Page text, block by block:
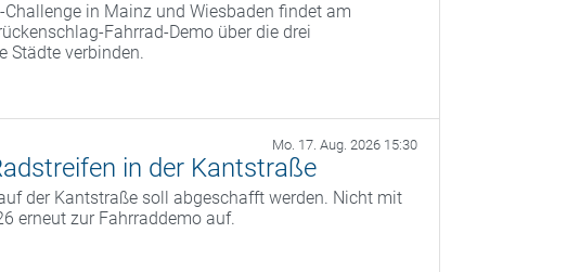
in Mainz und Wiesbaden findet am
Fahrrad-Demo über die drei
Städte verbinden.
Mo. 17. Aug. 2026 15:30
in der Kantstraße
der Kantstraße soll abgeschafft werden. Nicht mit
erneut zur Fahrraddemo auf.